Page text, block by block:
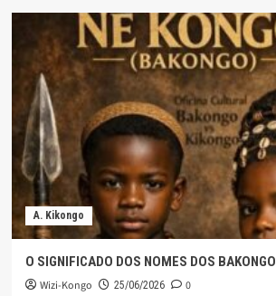
A. Kikongo
O SIGNIFICADO DOS NOMES DOS BAKONGO
Wizi-Kongo 25/06/2026 0